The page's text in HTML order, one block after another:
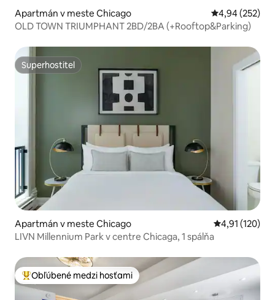
Apartmán v meste Chicago Priemerné
4,94 (252)
OLD TOWN TRIUMPHANT 2BD/2BA (+Rooftop&Parking)
Superhostiteľ
Superhostiteľ
Apartmán v meste Chicago Priemerné
4,91 (120)
LIVN Millennium Park v centre Chicaga, 1 spálňa
Najobľúbenejšie medzi hosťami
Obľúbené medzi hosťami